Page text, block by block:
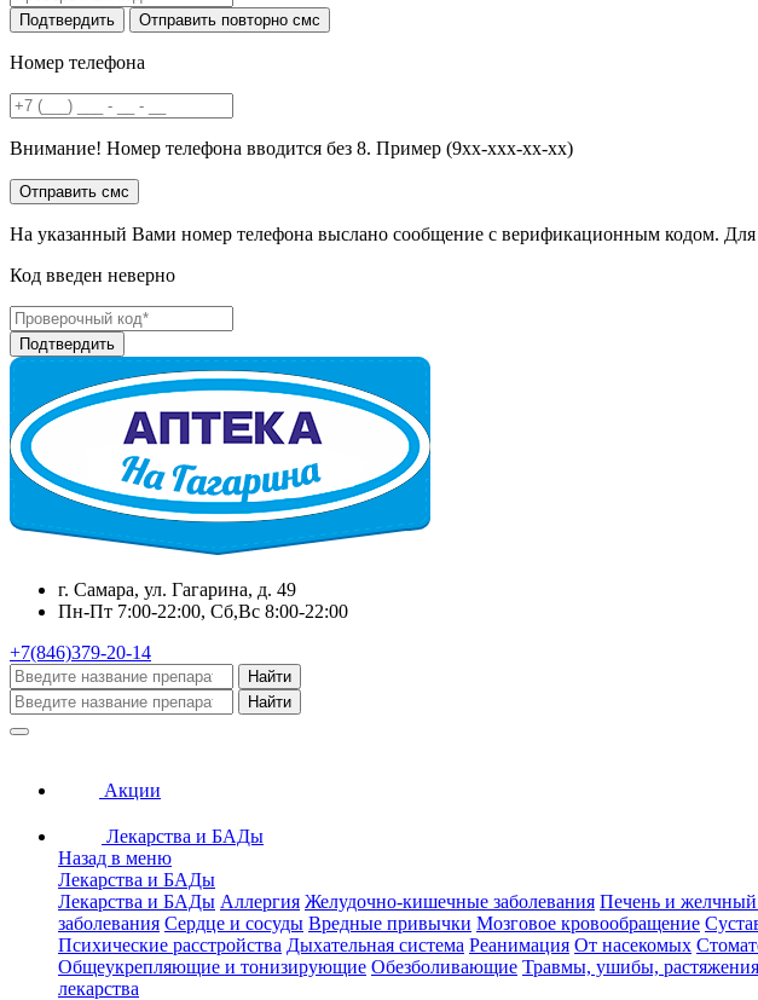
Номер телефона
Внимание! Номер телефона вводится без 8. Пример (9хх-ххх-хх-хх)
На указанный Вами номер телефона выслано сообщение с верификационным кодом. Для
Код введен неверно
г. Самара, ул. Гагарина, д. 49
Пн-Пт 7:00-22:00, Сб,Вс 8:00-22:00
+7(846)379-20-14
Найти
Найти
Акции
Лекарства и БАДы
Назад в меню
Лекарства и БАДы
Лекарства и БАДы Аллергия Желудочно-кишечные заболевания Печень и
заболевания Сердце и сосуды Вредные привычки Мозговое кровообращение
Психические расстройства Дыхательная система Реанимация От насекомых
Общеукрепляющие и тонизирующие Обезболивающие Травмы, ушибы, растяжения
лекарства